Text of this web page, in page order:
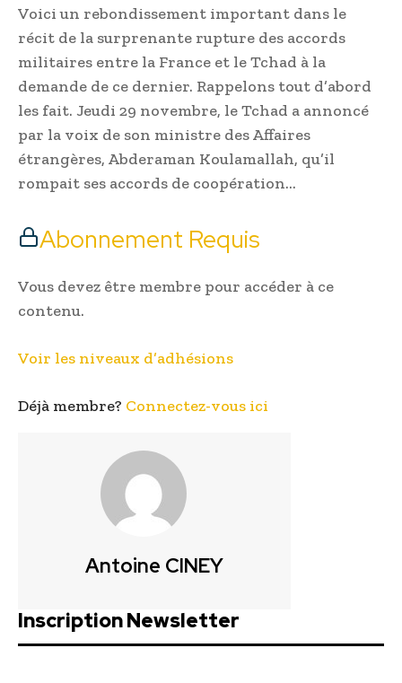
Voici un rebondissement important dans le
récit de la surprenante rupture des accords
militaires entre la France et le Tchad à la
demande de ce dernier. Rappelons tout d’abord
les fait. Jeudi 29 novembre, le Tchad a annoncé
par la voix de son ministre des Affaires
étrangères, Abderaman Koulamallah, qu’il
rompait ses accords de coopération…
Abonnement Requis
Vous devez être membre pour accéder à ce
contenu.
Voir les niveaux d’adhésions
Déjà membre? Connectez-vous ici
Antoine CINEY
Inscription Newsletter